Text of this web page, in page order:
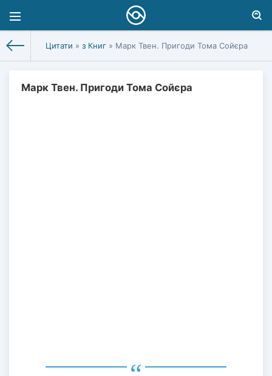
Цитати » з Книг » Марк Твен. Пригоди Тома Сойєра
Марк Твен. Пригоди Тома Сойєра